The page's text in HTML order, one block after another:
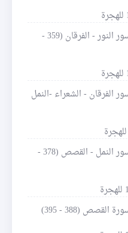
جلسة قرآنية من سور النور - الفرقان (359 -
الفرقان - الشعراء -النمل
جلسة قرآنية من سور النمل - القصص (378 -
(388 - 395)